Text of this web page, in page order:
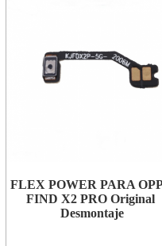
FLEX POWER PARA
FIND X2 PRO Original
Desmontaje